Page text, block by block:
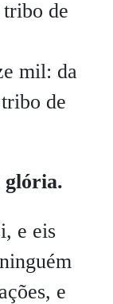
de
mil: da
de
glória.
e eis
e